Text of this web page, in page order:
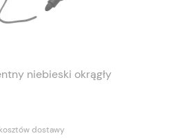
niebieski okrągły
dostawy